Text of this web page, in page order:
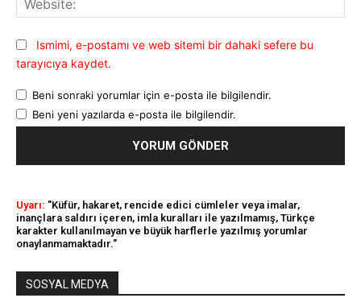
Ismimi, e-postamı ve web sitemi bir dahaki sefere bu
tarayıcıya kaydet.
Beni sonraki yorumlar için e-posta ile bilgilendir.
Beni yeni yazılarda e-posta ile bilgilendir.
Uyarı: "Küfür, hakaret, rencide edici cümleler veya imalar,
inançlara saldırı içeren, imla kuralları ile yazılmamış, Türkçe
karakter kullanılmayan ve büyük harflerle yazılmış yorumlar
onaylanmamaktadır."
SOSYAL MEDYA